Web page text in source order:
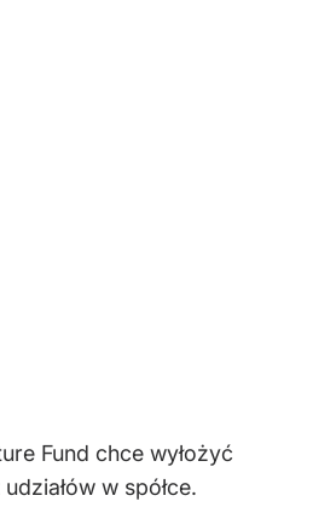
Fund chce wyłożyć
w spółce.